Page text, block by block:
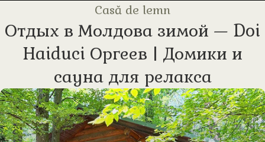
Casă de lemn
Отдых в Молдова зимой — Doi
Haiduci Оргеев | Домики и
сауна для релакса